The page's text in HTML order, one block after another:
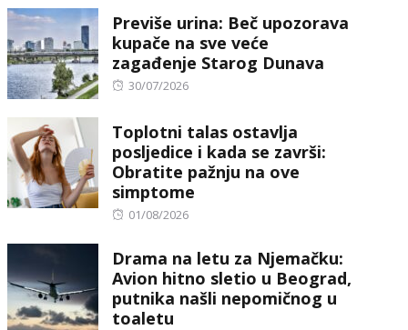
Previše urina: Beč upozorava
kupače na sve veće
zagađenje Starog Dunava
Posted
30/07/2026
Toplotni talas ostavlja
posljedice i kada se završi:
Obratite pažnju na ove
simptome
Posted
01/08/2026
Drama na letu za Njemačku:
Avion hitno sletio u Beograd,
putnika našli nepomičnog u
toaletu